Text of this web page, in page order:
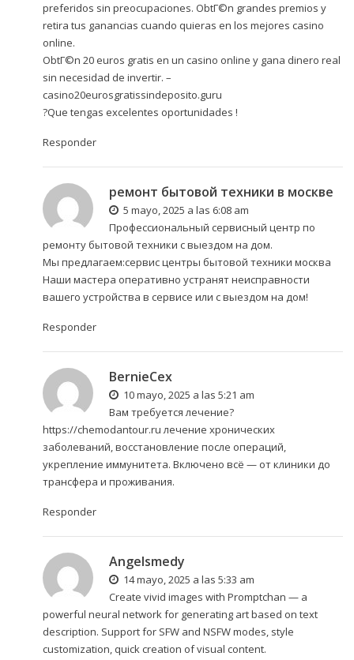
preferidos sin preocupaciones. ObtГ©n grandes premios y
retira tus ganancias cuando quieras en los mejores casino
online.
ObtГ©n 20 euros gratis en un casino online y gana dinero real
sin necesidad de invertir. –
casino20eurosgratissindeposito.guru
?Que tengas excelentes oportunidades !
Responder
ремонт бытовой техники в москве
5 mayo, 2025 a las 6:08 am
Профессиональный сервисный центр по
ремонту бытовой техники с выездом на дом.
Мы предлагаем:сервис центры бытовой техники москва
Наши мастера оперативно устранят неисправности
вашего устройства в сервисе или с выездом на дом!
Responder
BernieCex
10 mayo, 2025 a las 5:21 am
Вам требуется лечение?
https://chemodantour.ruлечение хронических
заболеваний, восстановление после операций,
укрепление иммунитета. Включено всё — от клиники до
трансфера и проживания.
Responder
Angelsmedy
14 mayo, 2025 a las 5:33 am
Create vivid images with Promptchan — a
powerful neural network for generating art based on text
description. Support for SFW and NSFW modes, style
customization, quick creation of visual content.